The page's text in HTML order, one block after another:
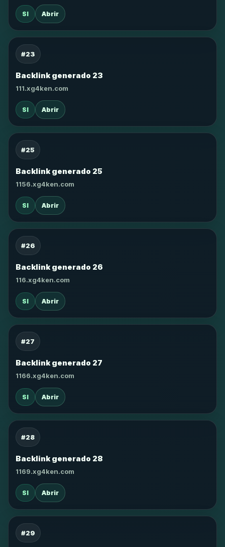
SI Abrir
#23
Backlink generado 23
111.xg4ken.com
SI Abrir
#25
Backlink generado 25
1156.xg4ken.com
SI Abrir
#26
Backlink generado 26
116.xg4ken.com
SI Abrir
#27
Backlink generado 27
1166.xg4ken.com
SI Abrir
#28
Backlink generado 28
1169.xg4ken.com
SI Abrir
#29